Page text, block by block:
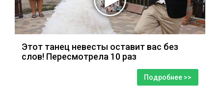
Этот танец невесты оставит вас без
слов! Пересмотрела 10 раз
Подробнее >>